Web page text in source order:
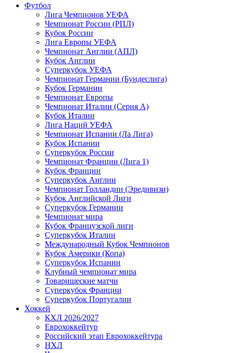
Футбол
Лига Чемпионов УЕФА
Чемпионат России (РПЛ)
Кубок России
Лига Европы УЕФА
Чемпионат Англии (АПЛ)
Кубок Англии
Суперкубок УЕФА
Чемпионат Германии (Бундеслига)
Кубок Германии
Чемпионат Европы
Чемпионат Италии (Серия А)
Кубок Италии
Лига Наций УЕФА
Чемпионат Испании (Ла Лига)
Кубок Испании
Суперкубок России
Чемпионат Франции (Лига 1)
Кубок Франции
Суперкубок Англии
Чемпионат Голландии (Эредивизи)
Кубок Английской Лиги
Суперкубок Германии
Чемпионат мира
Кубок Французской лиги
Суперкубок Италии
Международный Кубок Чемпионов
Кубок Америки (Копа)
Суперкубок Испании
Клубный чемпионат мира
Товарищеские матчи
Суперкубок Франции
Суперкубок Португалии
Хоккей
КХЛ 2026/2027
Еврохоккейтур
Российский этап Еврохоккейтура
НХЛ